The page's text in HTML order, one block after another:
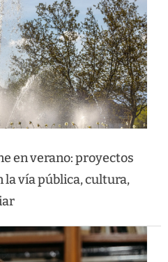
en verano: proyectos
la vía pública, cultura,